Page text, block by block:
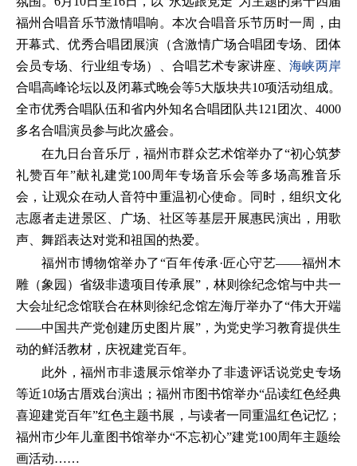
福州合唱音乐节激情唱响。本次合唱音乐节历时一周，由
开幕式、优秀合唱团展演（含激情广场合唱团专场、团体
会员专场、行业组专场）、合唱艺术专家讲座、 海峡两岸
合唱高峰论坛以及闭幕式晚会等5大版块共10项活动组成。
全市优秀合唱队伍和省内外知名合唱团队共121团次、4000
多名合唱演员参与此次盛会。
在九日台音乐厅，福州市群众艺术馆举办了“初心筑梦
礼赞百年”献礼建党100周年专场音乐会等多场高雅音乐
会，让观众在动人音符中重温初心使命。同时，组织文化
志愿者走进景区、广场、社区等基层开展惠民演出，用歌
声、舞蹈表达对党和祖国的热爱。
福州市博物馆举办了“百年传承·匠心守艺——福州木
雕（象园）省级非遗项目传承展”，林则徐纪念馆与中共一
大会址纪念馆联合在林则徐纪念馆左海厅举办了“伟大开端
——中国共产党创建历史图片展”，为党史学习教育提供生
动的鲜活教材，庆祝建党百年。
此外，福州市非遗展示馆举办了非遗评话说党史专场
等近10场古厝戏台演出；福州市图书馆举办“品读红色经典
喜迎建党百年”红色主题书展，与读者一同重温红色记忆；
福州市少年儿童图书馆举办“不忘初心”建党100周年主题绘
画活动……